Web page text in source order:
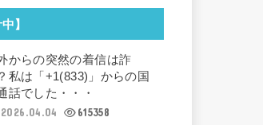
】
からの突然の着信は詐
私は「+1(833)」からの国
話でした・・・
2026.04.04
615358